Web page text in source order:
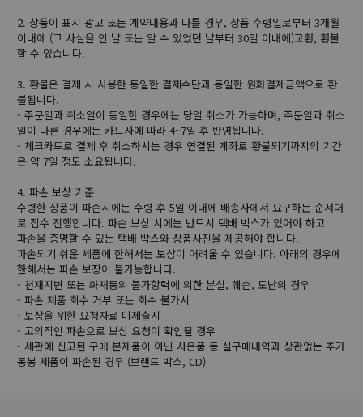
2. 상품이 표시 광고 또는 계약내용과 다를 경우, 상품 수령일로부터 3개월
이내에 (그 사실을 안 날 또는 알 수 있었던 날부터 30일 이내에)교환, 환불
할 수 있습니다.
3. 환불은 결제 시 사용한 동일한 결제수단과 동일한 원화결제금액으로 환
불됩니다.
- 주문일과 취소일이 동일한 경우에는 당일 취소가 가능하며, 주문일과 취소
일이 다른 경우에는 카드사에 따라 4~7일 후 반영됩니다.
- 체크카드로 결제 후 취소하시는 경우 연결된 계좌로 환불되기까지의 기간
은 약 7일 정도 소요됩니다.
4. 파손 보상 기준
수령한 상품이 파손시에는 수령 후 5일 이내에 배송사에서 요구하는 순서대
로 접수 진행합니다. 파손 보상 시에는 반드시 택배 박스가 있어야 하고
파손을 증명할 수 있는 택배 박스와 상품사진을 제공해야 합니다.
파손되기 쉬운 제품에 한해서는 보상이 어려울 수 있습니다. 아래의 경우에
한해서는 파손 보장이 불가능합니다.
- 천재지변 또는 화재등의 불가항력에 의한 분실, 훼손, 도난의 경우
- 파손 제품 회수 거부 또는 회수 불가시
- 보상을 위한 요청자료 미제출시
- 고의적인 파손으로 보상 요청이 확인될 경우
- 세관에 신고된 구매 본제품이 아닌 사은품 등 실구매내역과 상관없는 추가
동봉 제품이 파손된 경우 (브랜드 박스, CD)